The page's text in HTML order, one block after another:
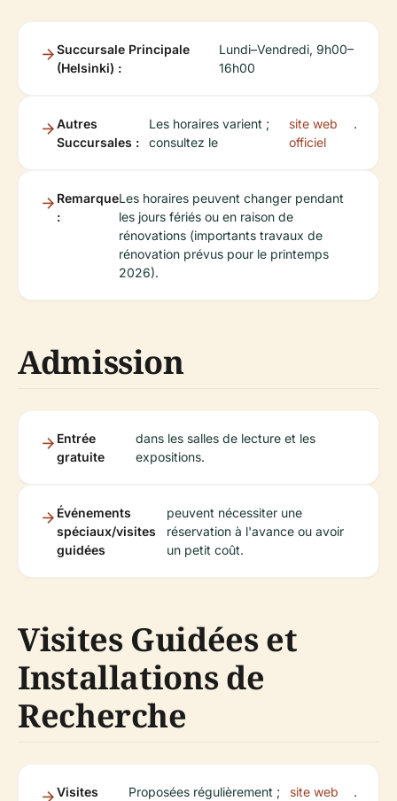
Succursale Principale
(Helsinki) :
Lundi–Vendredi, 9h00–
16h00
Autres
Succursales :
Les horaires varient ;
consultez le
site web
officiel
.
Remarque
:
Les horaires peuvent changer pendant
les jours fériés ou en raison de
rénovations (importants travaux de
rénovation prévus pour le printemps
2026).
Admission
Entrée
gratuite
dans les salles de lecture et les
expositions.
Événements
spéciaux/visites
guidées
peuvent nécessiter une
réservation à l'avance ou avoir
un petit coût.
Visites Guidées et
Installations de
Recherche
Visites
Proposées régulièrement ;
site web
.